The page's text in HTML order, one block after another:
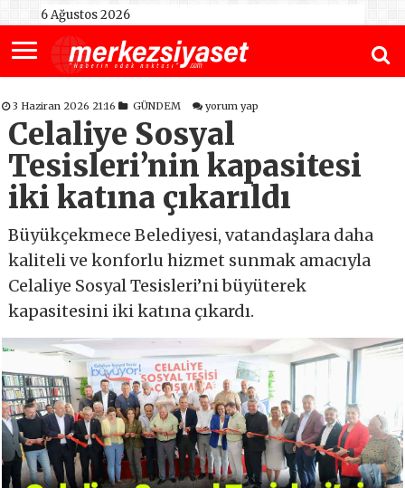
6 Ağustos 2026
3 Haziran 2026 21:16 GÜNDEM yorum yap
Celaliye Sosyal
Tesisleri’nin kapasitesi
iki katına çıkarıldı
Büyükçekmece Belediyesi, vatandaşlara daha
kaliteli ve konforlu hizmet sunmak amacıyla
Celaliye Sosyal Tesisleri’ni büyüterek
kapasitesini iki katına çıkardı.